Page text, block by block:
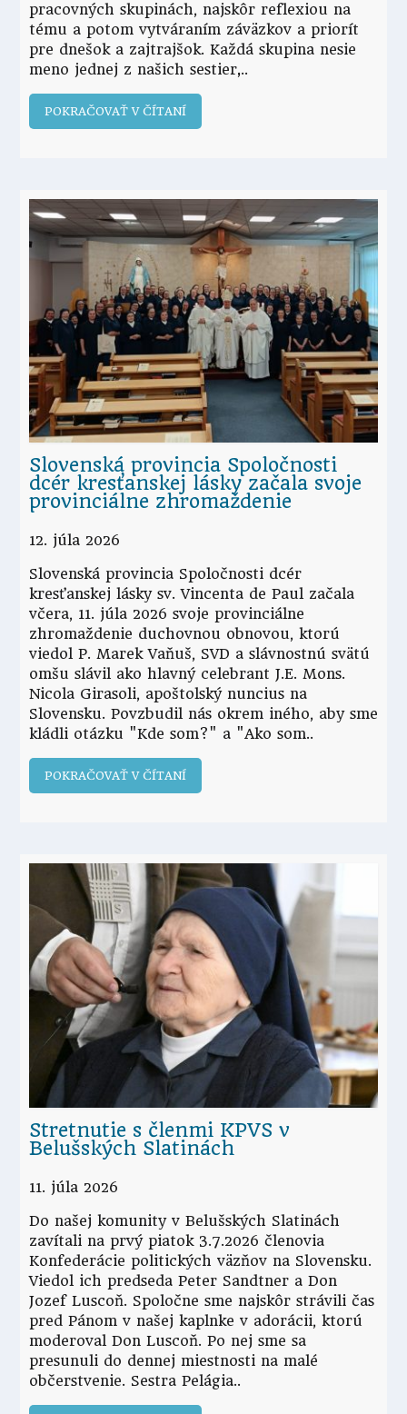
pracovných skupinách, najskôr reflexiou na
tému a potom vytváraním záväzkov a priorít
pre dnešok a zajtrajšok. Každá skupina nesie
meno jednej z našich sestier,
POKRAČOVAŤ V ČÍTANÍ
Slovenská provincia Spoločnosti
dcér kresťanskej lásky začala svoje
provinciálne zhromaždenie
12. júla 2026
Slovenská provincia Spoločnosti dcér
kresťanskej lásky sv. Vincenta de Paul začala
včera, 11. júla 2026 svoje provinciálne
zhromaždenie duchovnou obnovou, ktorú
viedol P. Marek Vaňuš, SVD a slávnostnú svätú
omšu slávil ako hlavný celebrant J.E. Mons.
Nicola Girasoli, apoštolský nuncius na
Slovensku. Povzbudil nás okrem iného, aby sme
kládli otázku "Kde som?" a "Ako som
POKRAČOVAŤ V ČÍTANÍ
Stretnutie s členmi KPVS v
Belušských Slatinách
11. júla 2026
Do našej komunity v Belušských Slatinách
zavítali na prvý piatok 3.7.2026 členovia
Konfederácie politických väzňov na Slovensku.
Viedol ich predseda Peter Sandtner a Don
Jozef Luscoň. Spoločne sme najskôr strávili čas
pred Pánom v našej kaplnke v adorácii, ktorú
moderoval Don Luscoň. Po nej sme sa
presunuli do dennej miestnosti na malé
občerstvenie. Sestra Pelágia